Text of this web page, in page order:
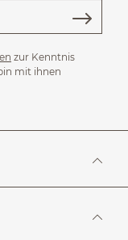
zur Kenntnis
mit ihnen